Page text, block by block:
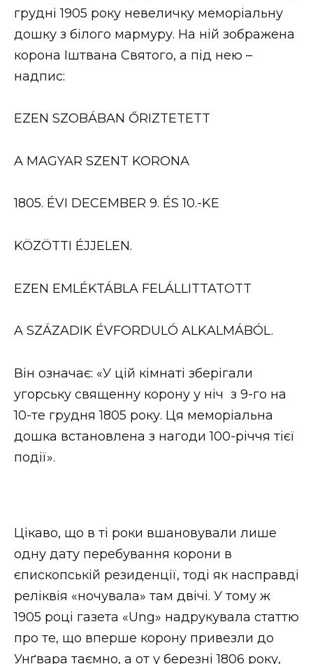
грудні 1905 року невеличку меморіальну
дошку з білого мармуру. На ній зображена
корона Іштвана Святого, а під нею –
надпис:
EZEN SZOBÁBAN ŐRIZTETETT
A MAGYAR SZENT KORONA
1805. ÉVI DECEMBER 9. ÉS 10.-KE
KÖZÖTTI ÉJJELEN.
EZEN EMLÉKTÁBLA FELÁLLITTATOTT
A SZÁZADIK ÉVFORDULÓ ALKALMÁBÓL.
Він означає: «У цій кімнаті зберігали
угорську священну корону у ніч з 9-го на
10-те грудня 1805 року. Ця меморіальна
дошка встановлена з нагоди 100-річчя тієї
події».
Цікаво, що в ті роки вшановували лише
одну дату перебування корони в
єпископській резиденції, тоді як насправді
реліквія «ночувала» там двічі. У тому ж
1905 році газета «Ung» надрукувала статтю
про те, що вперше корону привезли до
Унґвара таємно, а от у березні 1806 року,